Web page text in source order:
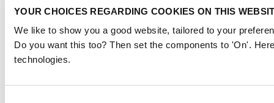
YOUR CHOICES REGARDING COOKIES ON THIS
We like to show you a good website, tailored to your
Do you want this too? Then set the components to 'On'.
technologies.